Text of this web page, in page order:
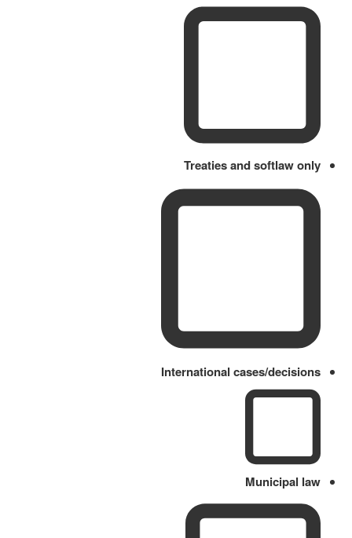
Treaties and softlaw only
International cases/decisions
Municipal law